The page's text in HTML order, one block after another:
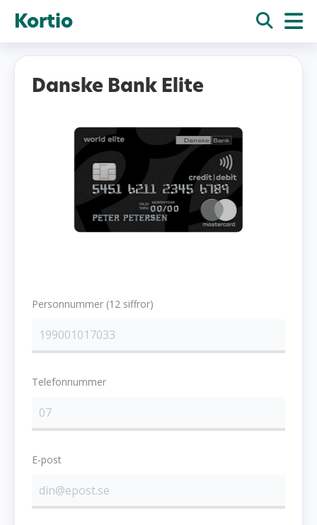
Kortio
Danske Bank Elite
Personnummer (12 siffror)
Telefonnummer
E-post